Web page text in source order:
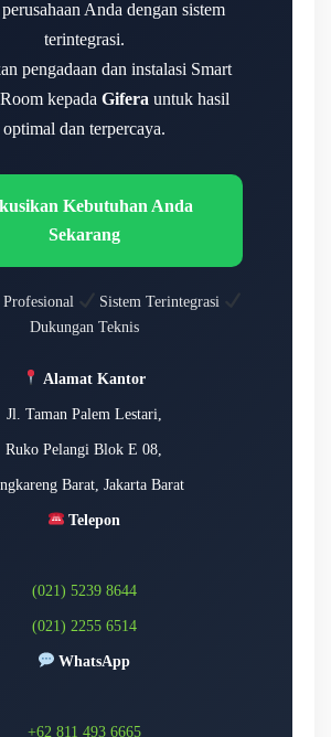
Anda dengan sistem
terintegrasi.
pengadaan dan instalasi Smart
kepada Gifera untuk hasil
optimal dan terpercaya.
Kebutuhan Anda
Sekarang
Profesional
Sistem Terintegrasi
Dukungan Teknis
Alamat Kantor
Jl. Taman Palem Lestari,
Ruko Pelangi Blok E 08,
Barat, Jakarta Barat
Telepon
(021) 5239 8644
(021) 2255 6514
WhatsApp
+62 811 493 6665